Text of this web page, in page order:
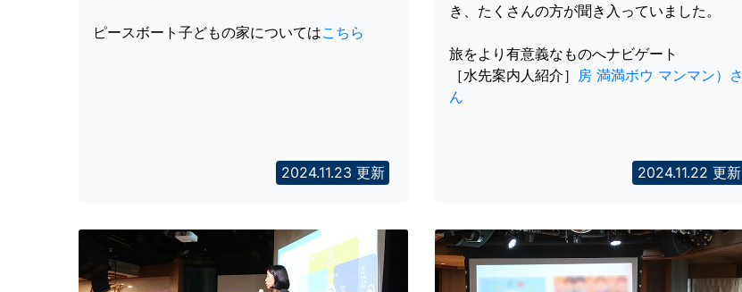
ピースボート子どもの家についてはこちら
2024.11.23 更新
き、たくさんの方が聞き入っていました。
旅をより有意義なものへナビゲート
［水先案内人紹介］ 房 満満ボウ マンマン）さ
ん
2024.11.22 更新